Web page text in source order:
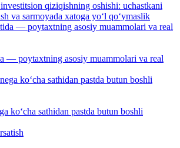
qiziqishning oshishi: uchastkani
va sarmoyada xatoga yo‘l qo‘ymaslik
— poytaxtning asosiy muammolari va real
ko‘cha sathidan pastda butun boshli